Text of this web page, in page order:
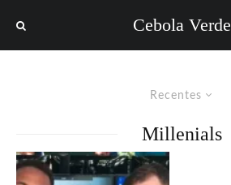
Cebola Verde
Recentes
Millenials